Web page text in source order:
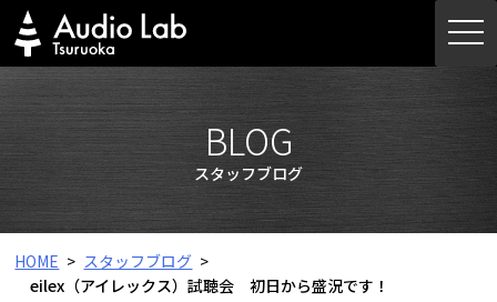
Skip
to
content
BLOG
スタッフブログ
HOME
スタッフブログ
eilex（アイレックス）試聴会 初日から盛況です！